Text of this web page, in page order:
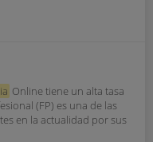
Online tiene un alta tasa
(FP) es una de las
en la actualidad por sus